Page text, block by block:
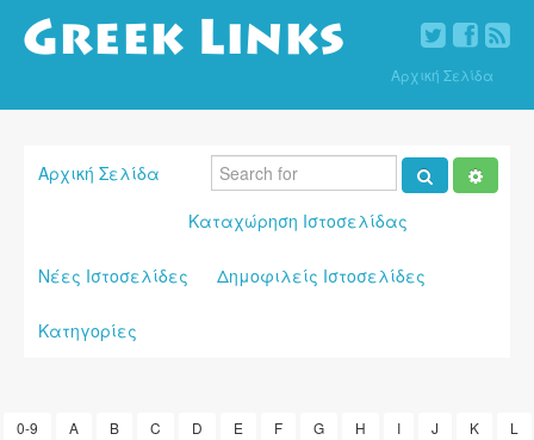
Αρχική Σελίδα
Αρχική Σελίδα
Καταχώρηση Ιστοσελίδας
Νέες Ιστοσελίδες Δημοφιλείς Ιστοσελίδες
Κατηγορίες
0-9 A B C D E F G H I J K
L